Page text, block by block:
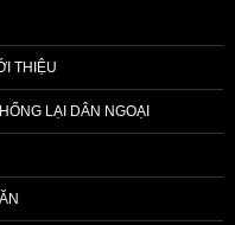
THIỆU
LẠI DÂN NGOẠI